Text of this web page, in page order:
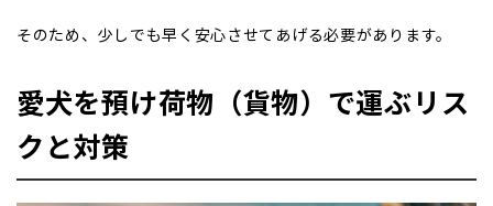
そのため、少しでも早く安心させてあげる必要があります。
愛犬を預け荷物（貨物）で運ぶリス
クと対策